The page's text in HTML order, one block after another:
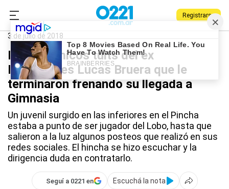
Registrarse
0221.com.ar
Gimnasia
3 de julio de 2018
Los polémicos tuits del ex
Estudiantes Lucas Bruera que le
terminaron frenando su llegada a
Gimnasia
Un juvenil surgido en las inferiores en el Pincha
estaba a punto de ser jugador del Lobo, hasta que
salieron a la luz algunos posteos que realizó en sus
redes sociales. El hincha se hizo escuchar y la
dirigencia duda en contratarlo.
Seguí a 0221 en
Escuchá la nota